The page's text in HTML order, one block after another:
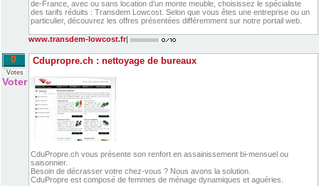
de-France, avec ou sans location d’un monte meuble, choisissez le spécialiste
des tarifs réduits : Transdem Lowcost. Selon que vous êtes une entreprise ou un
particulier, découvrez les offres présentées différemment sur notre portail web.
www.transdem-lowcost.fr|
0
Votes
Voter
Cdupropre.ch : nettoyage de bureaux
CduPropre.ch vous présente son renfort en assainissement bi-mensuel ou
saisonnier.
Besoin de décrasser votre chez-vous ? Nous avons la solution.
CduPropre est composé de femmes de ménage dynamiques et aguéries.